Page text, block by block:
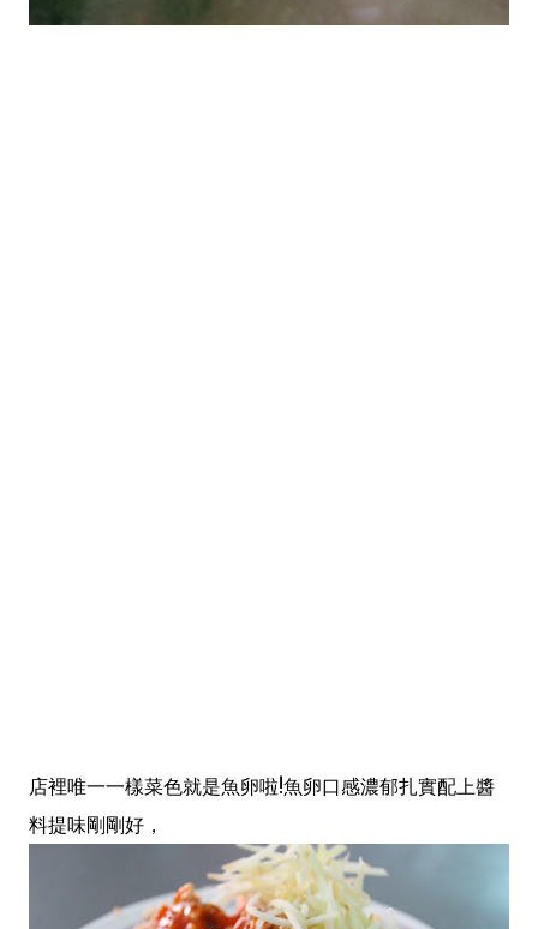
店裡唯一一樣菜色就是魚卵啦!魚卵口感濃郁扎實配上醬
料提味剛剛好，